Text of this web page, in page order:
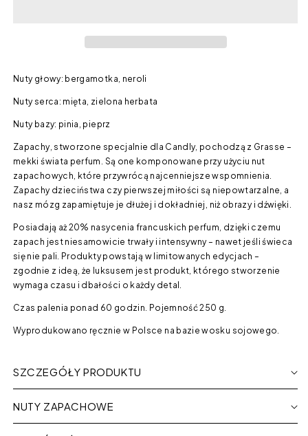
Nuty głowy: bergamotka, neroli
Nuty serca: mięta, zielona herbata
Nuty bazy: pinia, pieprz
Zapachy, stworzone specjalnie dla Candly, pochodzą z Grasse –
mekki świata perfum. Są one komponowane przy użyciu nut
zapachowych, które przywrócą najcenniejsze wspomnienia.
Zapachy dzieciństwa czy pierwszej miłości są niepowtarzalne, a
nasz mózg zapamiętuje je dłużej i dokładniej, niż obrazy i dźwięki.
Posiadają aż 20% nasycenia francuskich perfum, dzięki czemu
zapach jest niesamowicie trwały i intensywny – nawet jeśli świeca
się nie pali. Produkty powstają w limitowanych edycjach –
zgodnie z ideą, że luksusem jest produkt, którego stworzenie
wymaga czasu i dbałości o każdy detal.
Czas palenia ponad 60 godzin. Pojemność 250 g.
Wyprodukowano ręcznie w Polsce na bazie wosku sojowego.
SZCZEGÓŁY PRODUKTU
NUTY ZAPACHOWE